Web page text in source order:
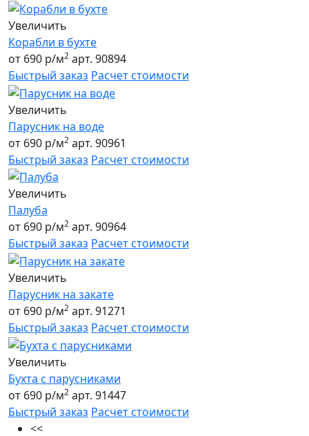
Увеличить
Корабли в бухте
от 690 р/м2 арт. 90894
Быстрый заказ Расчет стоимости
Увеличить
Парусник на воде
от 690 р/м2 арт. 90961
Быстрый заказ Расчет стоимости
Увеличить
Палуба
от 690 р/м2 арт. 90964
Быстрый заказ Расчет стоимости
Увеличить
Парусник на закате
от 690 р/м2 арт. 91271
Быстрый заказ Расчет стоимости
Увеличить
Бухта с парусниками
от 690 р/м2 арт. 91447
Быстрый заказ Расчет стоимости
<<